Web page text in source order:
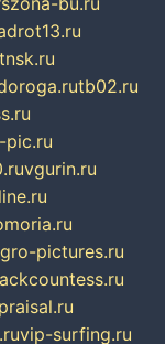
tb02.ru
pic.ru
vgurin.ru
pictures.ru
vip-surfing.ru